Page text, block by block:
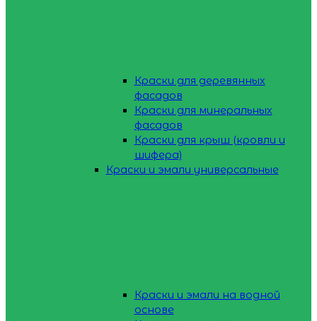
Краски для деревянных
фасадов
Краски для минеральных
фасадов
Краски для крыш (кровли и
шифера)
Краски и эмали универсальные
Краски и эмали на водной
основе